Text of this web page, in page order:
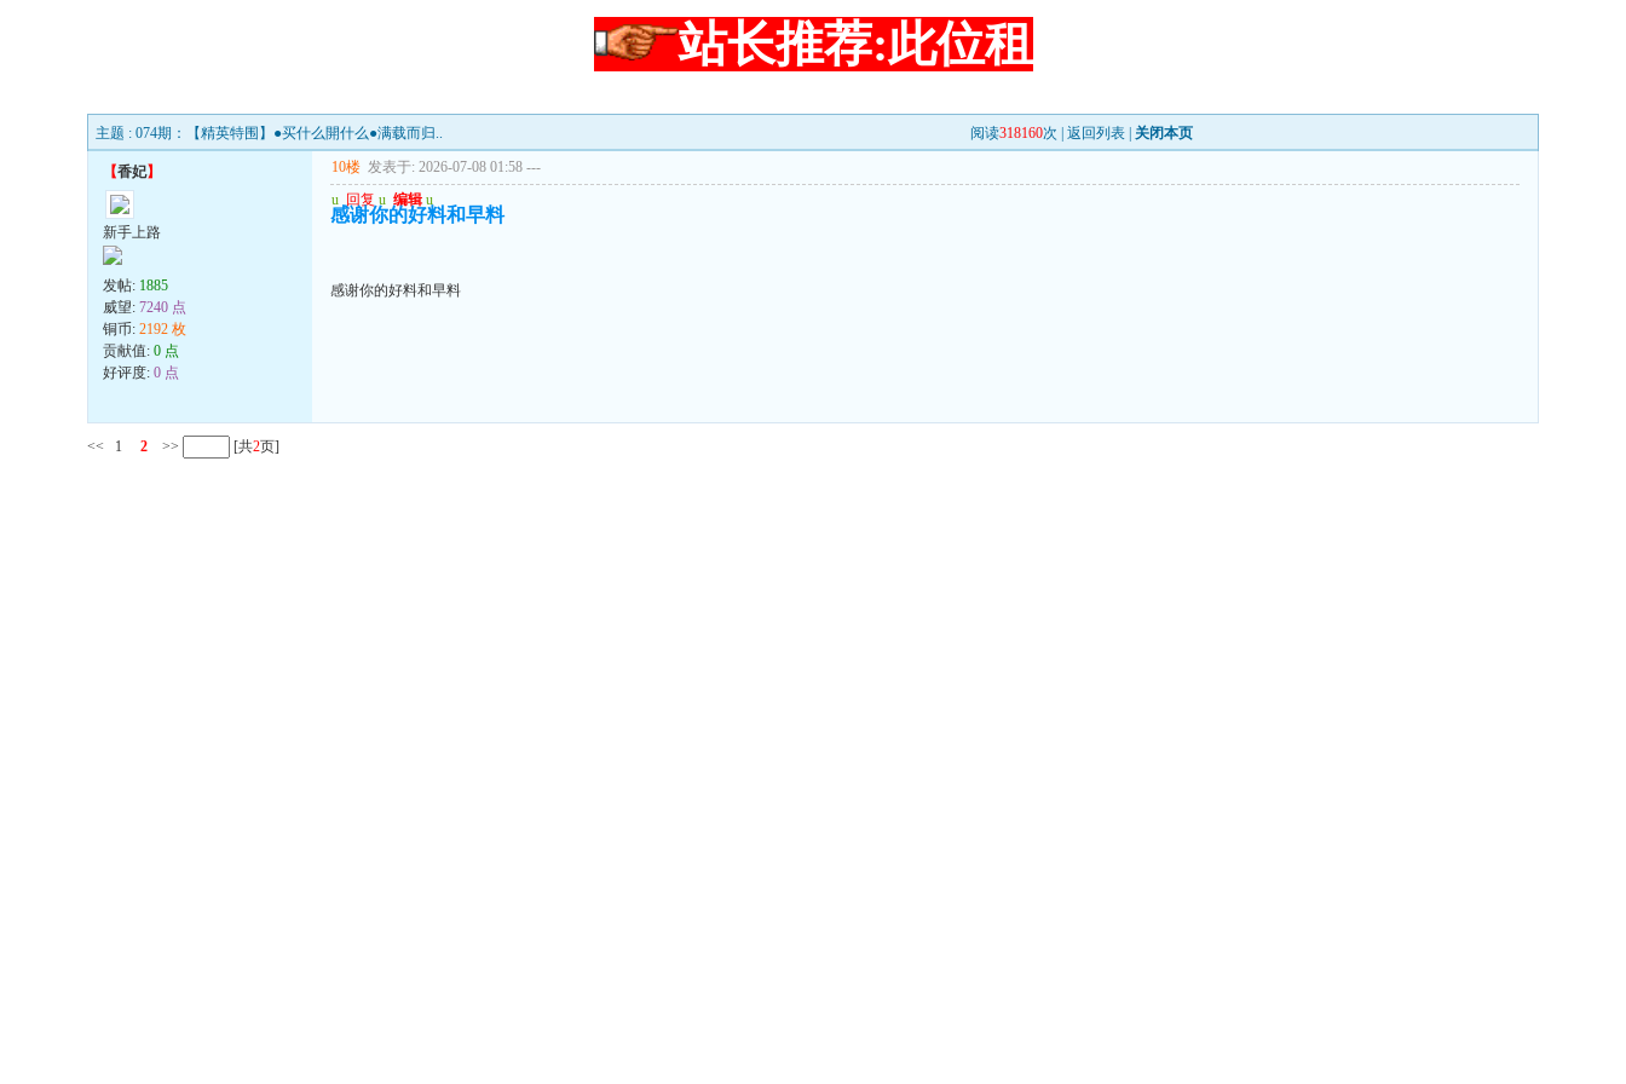
站长推荐:此位租
主题 : 074期：【精英特围】●买什么開什么●满载而归.. 阅读318160次 | 返回列表 关闭本页
【香妃】
新手上路
发帖: 1885
威望: 7240 点
铜币: 2192 枚
贡献值: 0 点
好评度: 0 点
10楼 发表于: 2026-07-08 01:58 ---
u 回复 u 编辑 u
感谢你的好料和早料
感谢你的好料和早料
<< 1 2 >> [共2页]